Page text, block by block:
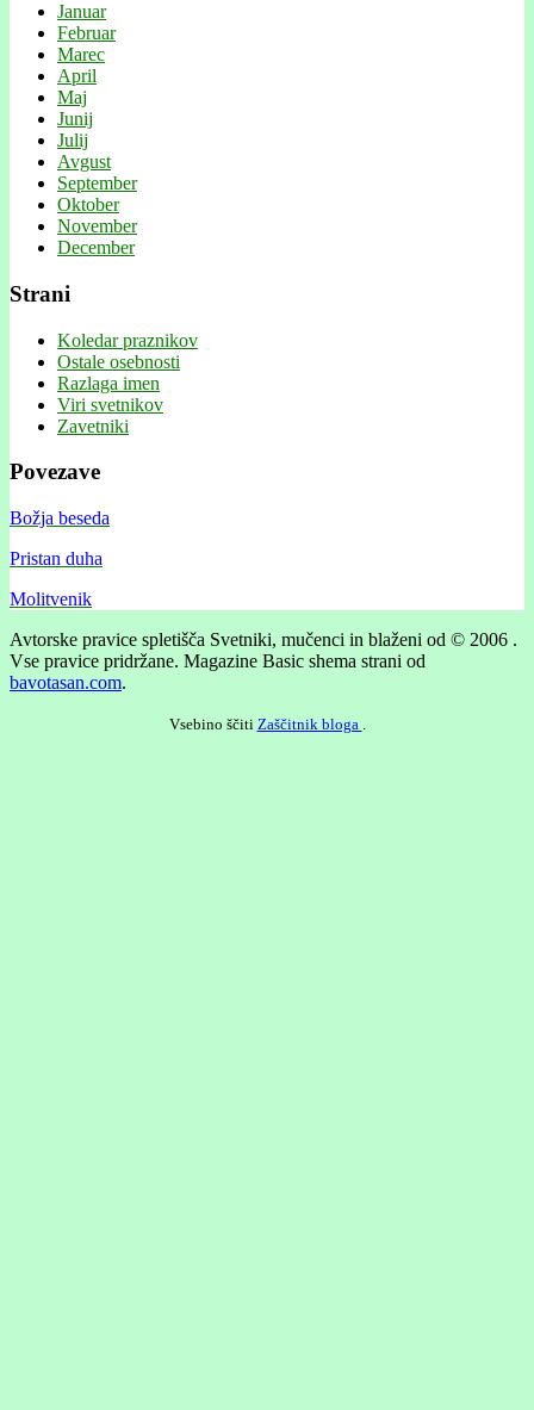
Januar
Februar
Marec
April
Maj
Junij
Julij
Avgust
September
Oktober
November
December
Strani
Koledar praznikov
Ostale osebnosti
Razlaga imen
Viri svetnikov
Zavetniki
Povezave
Božja beseda
Pristan duha
Molitvenik
Avtorske pravice spletišča Svetniki, mučenci in blaženi od © 2006 .
Vse pravice pridržane. Magazine Basic shema strani od
bavotasan.com.
Vsebino ščiti Zaščitnik bloga